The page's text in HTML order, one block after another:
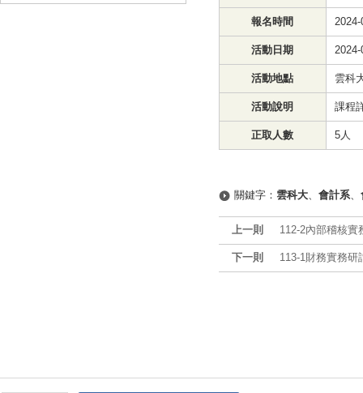
報名時間 2024-
活動日期 2024-
活動地點 雲科
活動說明 課程
正取人數 5人
關鍵字： 雲科大、 會計系、
上一則 112-2內部稽核實
下一則 113-1財務實務研